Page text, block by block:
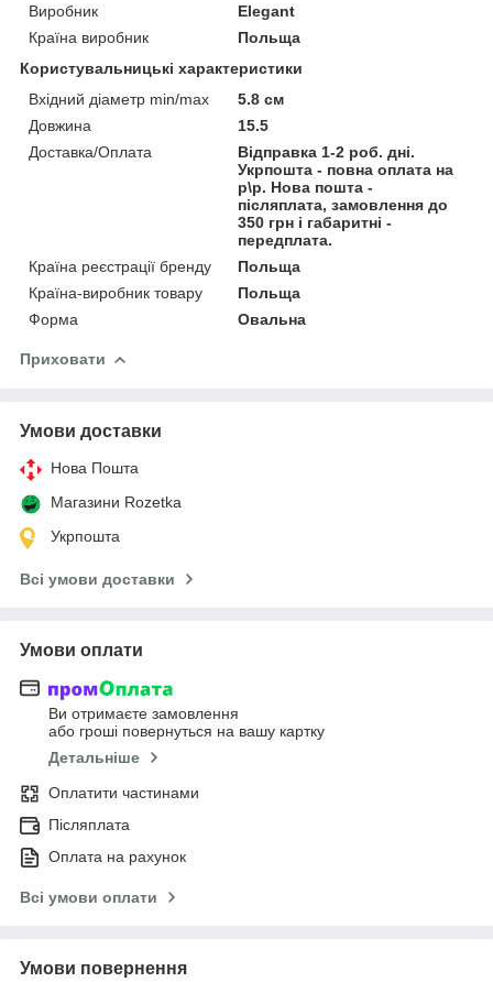
Виробник
Elegant
Країна виробник
Польща
Користувальницькі характеристики
Вхідний діаметр min/max
5.8 см
Довжина
15.5
Доставка/Оплата
Відправка 1-2 роб. дні.
Укрпошта - повна оплата на
р\р. Нова пошта -
післяплата, замовлення до
350 грн і габаритні -
передплата.
Країна реєстрації бренду
Польща
Країна-виробник товару
Польща
Форма
Овальна
Приховати
Умови доставки
Нова Пошта
Магазини Rozetka
Укрпошта
Всі умови доставки
Умови оплати
Ви отримаєте замовлення
або гроші повернуться на вашу картку
Детальніше
Оплатити частинами
Післяплата
Оплата на рахунок
Всі умови оплати
Умови повернення